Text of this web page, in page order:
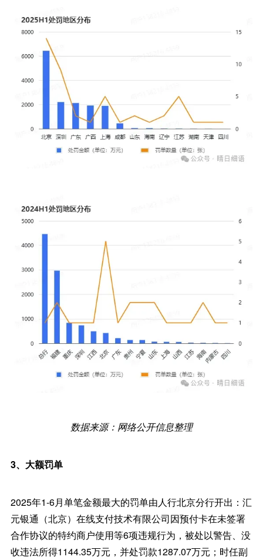
数据来源：网络公开信息整理
3、大额罚单
2025年1-6月单笔金额最大的罚单由人行北京分行开出：汇
元银通（北京）在线支付技术有限公司因预付卡在未签署
合作协议的特约商户使用等6项违规行为，被处以警告、没
收违法所得1144.35万元，并处罚款1287.07万元；时任副